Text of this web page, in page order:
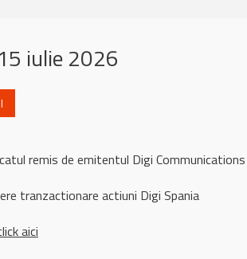
iulie 2026
remis de emitentul Digi
tranzactionare actiuni Digi Spania
aici